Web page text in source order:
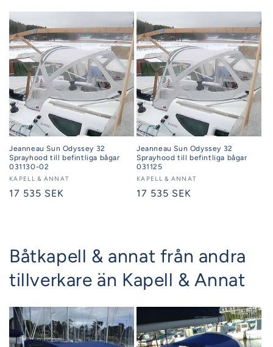
Jeanneau Sun Odyssey 32
Sprayhood till befintliga bågar
031130-02
Säljare:
KAPELL & ANNAT
Ordinarie
17 535 SEK
Jeanneau Sun Odyssey 32
Sprayhood till befintliga bågar
031125
Säljare:
KAPELL & ANNAT
Ordinarie
17 535 SEK
Båtkapell & annat från andra
tillverkare än Kapell & Annat